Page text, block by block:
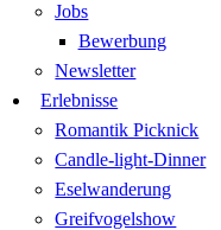
Jobs
Bewerbung
Newsletter
Erlebnisse
Romantik Picknick
Candle-light-Dinner
Eselwanderung
Greifvogelshow